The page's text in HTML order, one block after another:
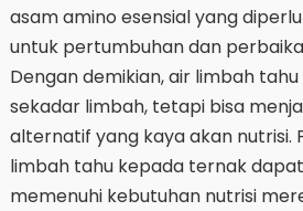
asam amino esensial yang
untuk pertumbuhan dan
Dengan demikian, air limbah
sekadar limbah, tetapi bisa
alternatif yang kaya akan nutrisi.
limbah tahu kepada ternak
memenuhi kebutuhan nutrisi